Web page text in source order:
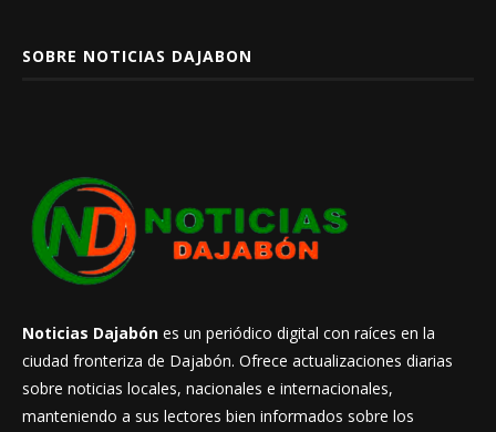
SOBRE NOTICIAS DAJABON
Noticias Dajabón es un periódico digital con raíces en la
ciudad fronteriza de Dajabón. Ofrece actualizaciones diarias
sobre noticias locales, nacionales e internacionales,
manteniendo a sus lectores bien informados sobre los